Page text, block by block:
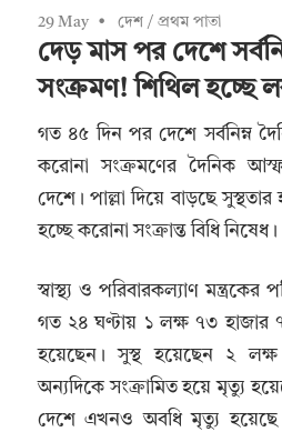
29 May দেশ / প্রথম পাতা
দেড় মাস পর দেশে
সংক্রমণ! শিথিল হচ্ছে
গত ৪৫ দিন পর দেশে সর্বনিম্ন
করোনা সংক্রমণের দৈনিক
দেশে। পাল্লা দিয়ে বাড়ছে সুস্থতার
হচ্ছে করোনা সংক্রান্ত বিধি নিষেধ।
স্বাস্থ্য ও পরিবারকল্যাণ মন্ত্রকের
গত ২৪ ঘণ্টায় ১ লক্ষ ৭৩ হাজার
হয়েছেন। সুস্থ হয়েছেন ২
অন্যদিকে সংক্রামিত হয়ে মৃত্যু
দেশে এখনও অবধি মৃত্যু